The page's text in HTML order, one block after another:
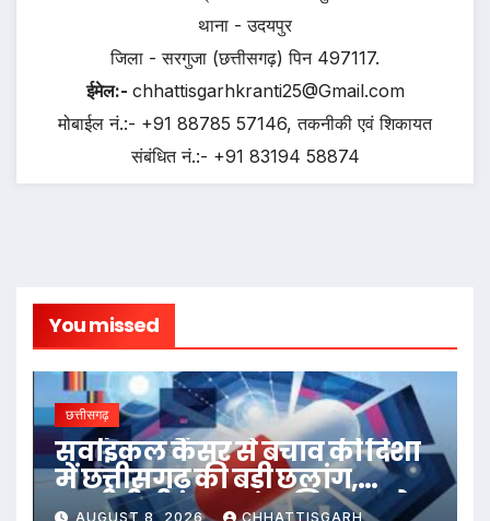
थाना - उदयपुर
जिला - सरगुजा (छत्तीसगढ़) पिन 497117.
ईमेल:- chhattisgarhkranti25@Gmail.com
मोबाईल नं.:- +91 88785 57146, तकनीकी एवं शिकायत
संबंधित नं.:- +91 83194 58874
You missed
छत्तीसगढ़
सर्वाइकल कैंसर से बचाव की दिशा
में छत्तीसगढ़ की बड़ी छलांग,
एचपीवी टीकाकरण अभियान को
AUGUST 8, 2026 CHHATTISGARH